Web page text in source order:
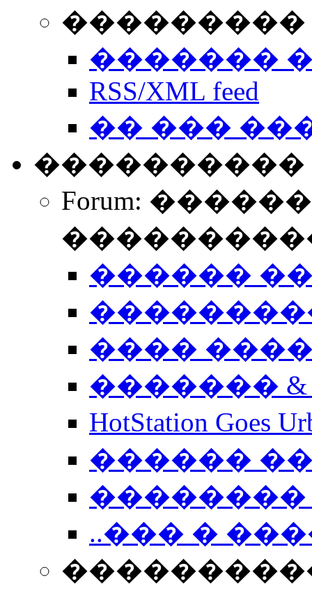
���������
�������
RSS/XML feed
�� ���
����������
Forum:
������
����
�������
HotStation
������
��������
..��� �
����������